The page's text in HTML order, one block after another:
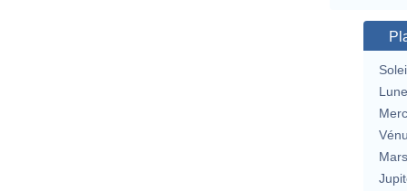
Lune
Mars